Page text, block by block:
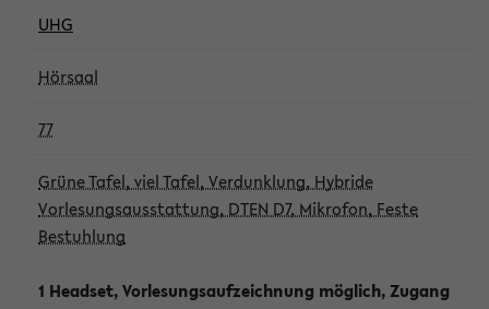
UHG
Hörsaal
77
Grüne Tafel, viel Tafel, Verdunklung, Hybride
Vorlesungsausstattung, DTEN D7, Mikrofon, Feste
Bestuhlung
1 Headset, Vorlesungsaufzeichnung möglich, Zugang